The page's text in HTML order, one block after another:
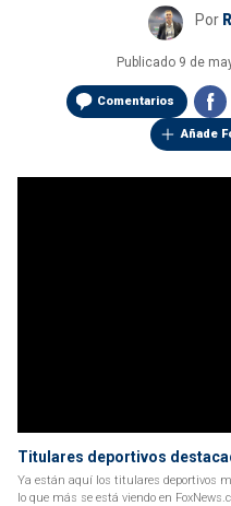
Por
Publicado 9 de
Comentarios
Añade
Titulares deportivos
Ya están aquí los titulares deportivos
lo que más se está viendo en